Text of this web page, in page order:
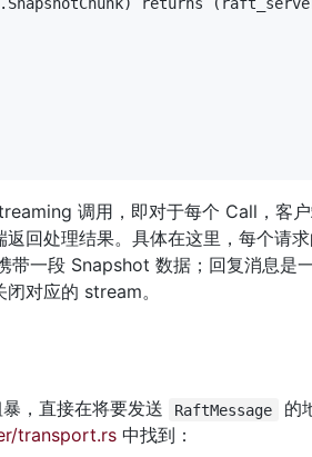
returns
调用，即对于每个 Call，客
回处理结果。具体在这里，每个请
带一段 Snapshot 数据；回复消息是
对应的 stream。
，直接在将要发送 RaftMessage
的
transport.rs 中找到：